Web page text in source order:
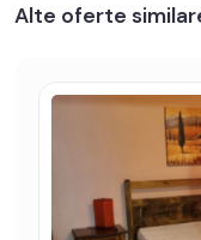
Alte oferte